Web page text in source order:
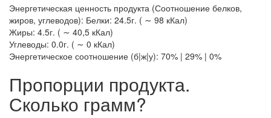
Энергетическая ценность продукта (Соотношение белков,
жиров, углеводов): Белки: 24.5г. ( ∼ 98 кКал)
Жиры: 4.5г. ( ∼ 40,5 кКал)
Углеводы: 0.0г. ( ∼ 0 кКал)
Энергетическое соотношение (б|ж|у): 70% | 29% | 0%
Пропорции продукта.
Сколько грамм?